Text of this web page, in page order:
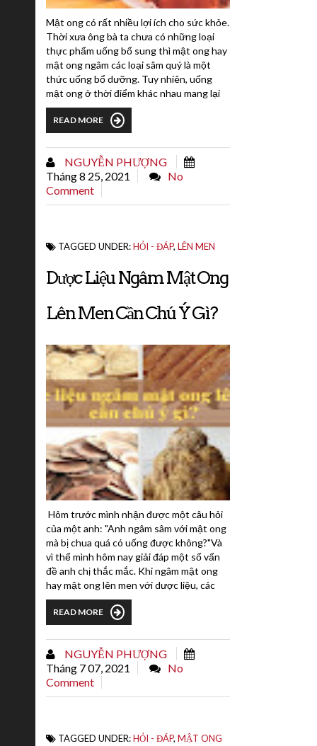
Mật ong có rất nhiều lợi ích cho sức khỏe.
Thời xưa ông bà ta chưa có những loại
thực phẩm uống bổ sung thì mật ong hay
mật ong ngâm các loại sâm quý là một
thức uống bổ dưỡng. Tuy nhiên, uống
mật ong ở thời điểm khác nhau mang lại
giá trị hữu ích khác nhau. Dưới đây là các
mốc thời gian uống mật ong cần lưu
ý.Uống mật ong vào sáng sớm có tác
dụng sạch dạ dàyUống mật ong sau khi
ăn có tác dụng thúc đẩy quá...
READ MORE
NGUYỄN PHƯỢNG
Tháng 8 25, 2021
No
Comment
TAGGED UNDER:HỎI - ĐÁP, LÊN MEN
Dược Liệu Ngâm Mật Ong
Lên Men Cần Chú Ý Gì?
Hôm trước mình nhận được một câu hỏi
của một anh: "Anh ngâm sâm với mật ong
mà bị chua quá có uống được không?"Và
vì thế mình hôm nay giải đáp một số vấn
đề anh chị thắc mắc. Khi ngâm mật ong
hay mật ong lên men với dược liệu, các
anh chị nhớ làm cho dược liệu của mình
hơi khô một chút để giảm lượng nước. Vì
nước nhiều sẽ khiến lượng nước khuếch
tán ra mật ong khiến thủy phần của mật
ong lên men hay mật ong tăng cao khiến...
READ MORE
NGUYỄN PHƯỢNG
Tháng 7 07, 2021
No
Comment
TAGGED UNDER:HỎI - ĐÁP, MẬT ONG